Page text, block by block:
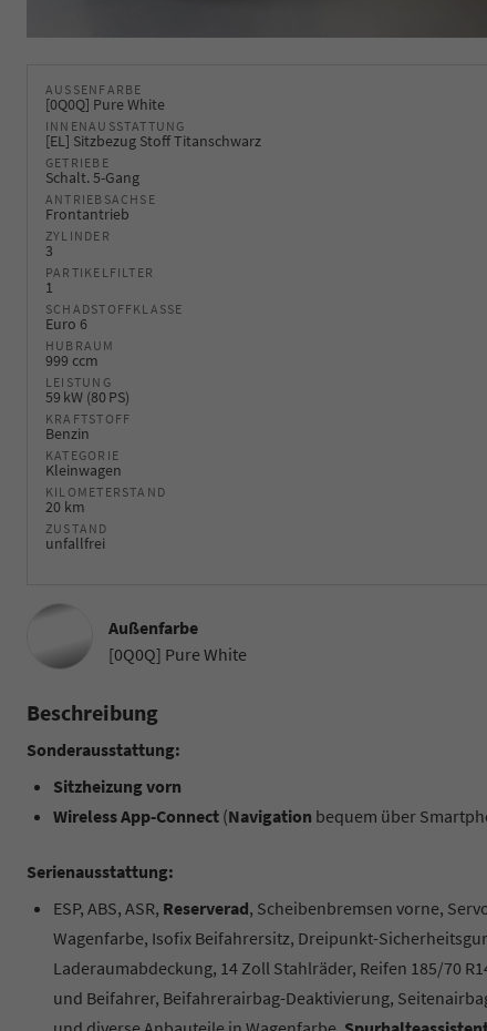
AUSSENFARBE
[0Q0Q] Pure White
INNENAUSSTATTUNG
[EL] Sitzbezug Stoff Titanschwarz
GETRIEBE
Schalt. 5-Gang
ANTRIEBSACHSE
Frontantrieb
ZYLINDER
3
PARTIKELFILTER
1
SCHADSTOFFKLASSE
Euro 6
HUBRAUM
999 ccm
LEISTUNG
59 kW (80 PS)
KRAFTSTOFF
Benzin
KATEGORIE
Kleinwagen
KILOMETERSTAND
20 km
ZUSTAND
unfallfrei
Außenfarbe
[0Q0Q] Pure White
Beschreibung
Sonderausstattung:
Sitzheizung vorn
Wireless App-Connect (Navigation bequem über
Serienausstattung:
ESP, ABS, ASR, Reserverad, Scheibenbremsen vorne,
Wagenfarbe, Isofix Beifahrersitz, Dreipunkt-
Laderaumabdeckung, 14 Zoll Stahlräder, Reifen 185/70
und Beifahrer, Beifahrerairbag-Deaktivierung,